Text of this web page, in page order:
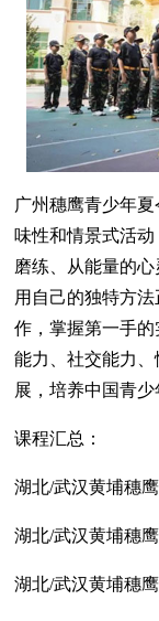
广州穗鹰青少年
味性和情景式活
磨练、从能量的
用自己的独特方
作，掌握第一手
能力、社交能力
展，培养中国青
课程汇总：
湖北/武汉黄埔穗
湖北/武汉黄埔穗
湖北/武汉黄埔穗